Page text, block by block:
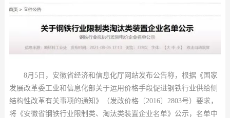
8月5日，安徽省经济和信息化厅网站发布公告称，根据《国家
发展改革委工业和信息化部关于运用价格手段促进钢铁行业供给侧
结构性改革有关事项的通知》（发改价格〔2016〕2803号）要求，
将《安徽省钢铁行业限制类、淘汰类装置企业名单》公示，名单中